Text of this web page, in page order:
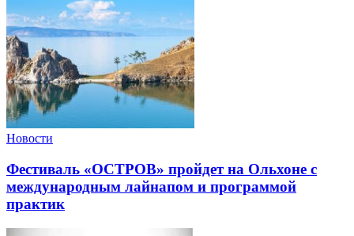
Новости
Фестиваль «ОСТРОВ» пройдет на Ольхоне с
международным лайнапом и программой
практик